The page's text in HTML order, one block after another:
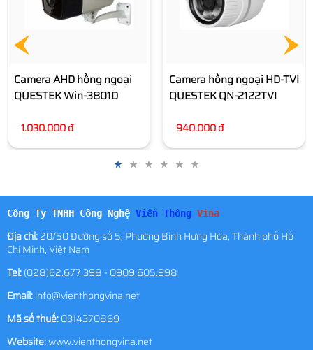
Camera hồng ngoại HD-TVI
QUESTEK QN-2122TVI
940.000 đ
Công Ty TNHH Công Nghệ Viễn Thông Vina
Địa chỉ:20/50 Đường số 5, Phường Bình Hưng Hòa, Thành phố Hồ
Chí Minh, Việt Nam
Tel:(028)62.677.398 - 0909.605.998
Email:info@vienthongvina.net
Mã số thuế:0314370869
Website:www.vienthongvina.net